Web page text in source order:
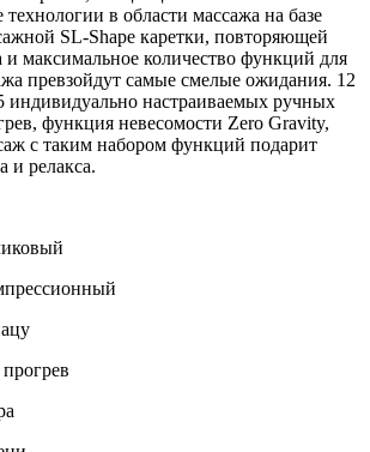
в области массажа на базе
SL-Shape каретки, повторяющей
максимальное количество функций для
превзойдут самые смелые ожидания. 12
индивидуально настраиваемых ручных
функция невесомости Zero Gravity,
с таким набором функций подарит
и релакса.